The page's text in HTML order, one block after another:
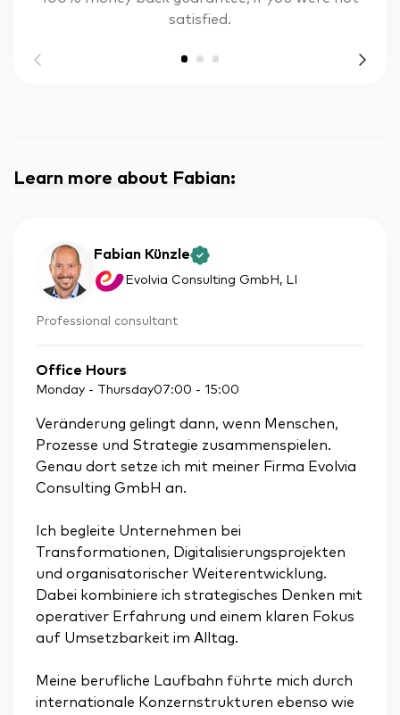
satisfied.
Learn more about Fabian:
Fabian Künzle
Evolvia Consulting GmbH , LI
Professional consultant
Office Hours
Monday - Thursday07:00 - 15:00
Veränderung gelingt dann, wenn Menschen,
Prozesse und Strategie zusammenspielen.
Genau dort setze ich mit meiner Firma Evolvia
Consulting GmbH an.
Ich begleite Unternehmen bei
Transformationen, Digitalisierungsprojekten
und organisatorischer Weiterentwicklung.
Dabei kombiniere ich strategisches Denken mit
operativer Erfahrung und einem klaren Fokus
auf Umsetzbarkeit im Alltag.
Meine berufliche Laufbahn führte mich durch
internationale Konzernstrukturen ebenso wie